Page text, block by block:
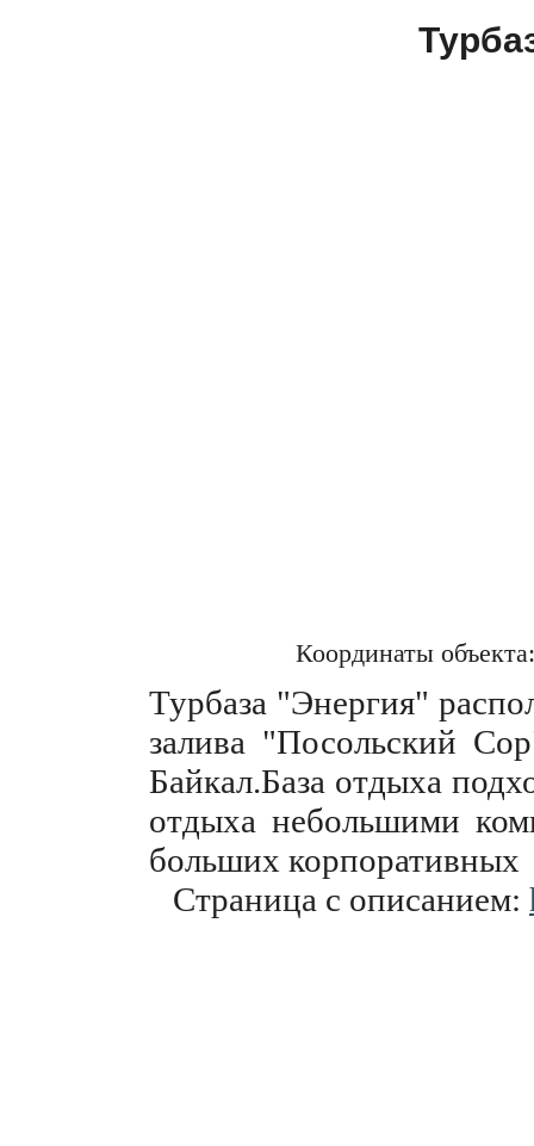
Координаты
Турбаза "Энергия"
залива "Посольский
Байкал.База отдыха
отдыха небольшими
больших корпоративных
Страница с описанием: